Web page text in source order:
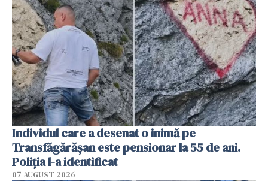
Individul care a desenat o inimă pe
Transfăgărășan este pensionar la 55 de ani.
Poliția l-a identificat
07 AUGUST 2026